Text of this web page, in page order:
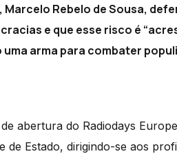
Marcelo Rebelo de Sousa,
e que esse risco é
arma para combater
abertura do Radiodays
de Estado, dirigindo-se aos